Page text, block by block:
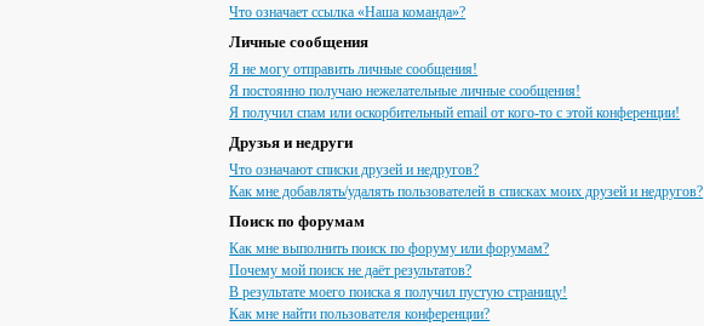
Что означает ссылка «Наша команда»?
Личные сообщения
Я не могу отправить личные сообщения!
Я постоянно получаю нежелательные личные сообщения!
Я получил спам или оскорбительный email от кого-то с этой конференции!
Друзья и недруги
Что означают списки друзей и недругов?
Как мне добавлять/удалять пользователей в списках моих друзей и недругов?
Поиск по форумам
Как мне выполнить поиск по форуму или форумам?
Почему мой поиск не даёт результатов?
В результате моего поиска я получил пустую страницу!
Как мне найти пользователя конференции?